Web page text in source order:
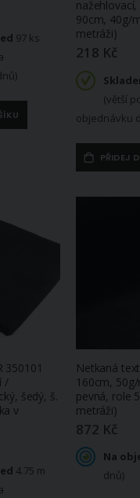
97 ks
90cm, 40g/
metráži)
218 Kč
(větší
objednávku
PŘIDEJ
350101
/
šedý, š.
v
4.75 m
Netkaná
160cm,
pevná, role
metráži)
872 Kč
Na
dnů)